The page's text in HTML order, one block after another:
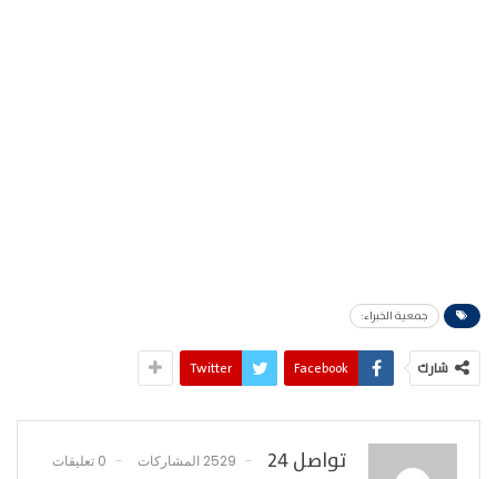
جمعية الخبراء:
شارك Facebook
Twitter
تواصل 24 2529 المشاركات 0 تعليقات